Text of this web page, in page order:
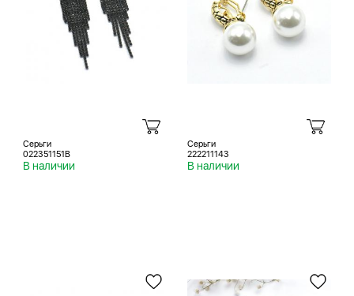
Серьги
022351151B
В наличии
Серьги
222211143
В наличии